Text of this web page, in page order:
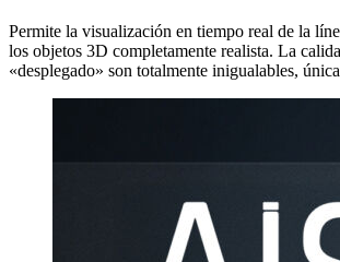
Permite la visualización en tiempo real de la
los objetos 3D completamente realista. La
«desplegado» son totalmente inigualables,